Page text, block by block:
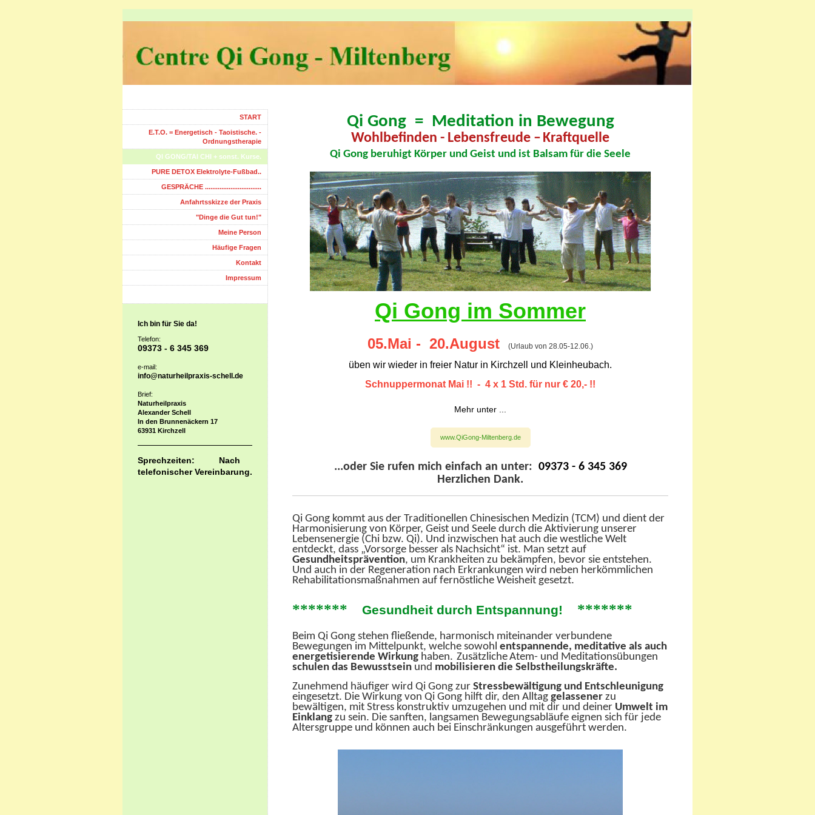
Qi Gong = Meditation in Bewegung
Wohlbefinden - Lebensfreude – Kraftquelle
Qi Gong beruhigt Körper und Geist und ist Balsam für die Seele
Qi Gong im Sommer
05.Mai - 20.August (Urlaub von 28.05-12.06.)
üben wir wieder in freier Natur in Kirchzell und Kleinheubach.
Schnuppermonat Mai !! - 4 x 1 Std. für nur € 20,- !!
Mehr unter ...
www.QiGong-Miltenberg.de
...oder Sie rufen mich einfach an unter: 09373 - 6 345 369
Herzlichen Dank.
Qi Gong kommt aus der Traditionellen Chinesischen Medizin (TCM) und dient der
Harmonisierung von Körper, Geist und Seele durch die Aktivierung unserer
Lebensenergie (Chi bzw. Qi). Und inzwischen hat auch die westliche Welt
entdeckt, dass „Vorsorge besser als Nachsicht“ ist. Man setzt auf
Gesundheitsprävention, um Krankheiten zu bekämpfen, bevor sie entstehen.
Und auch in der Regeneration nach Erkrankungen wird neben herkömmlichen
Rehabilitationsmaßnahmen auf fernöstliche Weisheit gesetzt.
******* Gesundheit durch Entspannung! *******
Beim Qi Gong stehen fließende, harmonisch miteinander verbundene
Bewegungen im Mittelpunkt, welche sowohl entspannende, meditative als auch
energetisierende Wirkung haben. ZusätzlicheAtem- und Meditationsübungen
schulen das Bewusstsein und mobilisieren die Selbstheilungskräfte.
Zunehmend häufiger wird Qi Gong zur Stressbewältigung und Entschleunigung
eingesetzt. Die Wirkung von Qi Gong hilft dir, den Alltag gelassener zu
bewältigen, mit Stress konstruktiv umzugehen und mit dir und deiner Umwelt im
Einklang zu sein. Die sanften, langsamen Bewegungsabläufe eignen sich für jede
Altersgruppe und können auch bei Einschränkungen ausgeführt werden.
START
E.T.O. = Energetisch - Taoistische. -
Ordnungstherapie
QI GONG/TAI CHI + sonst. Kurse.
PURE DETOX Elektrolyte-Fußbad..
GESPRÄCHE ...............................
Anfahrtsskizze der Praxis
"Dinge die Gut tun!"
Meine Person
Häufige Fragen
Kontakt
Impressum
Ich bin für Sie da!
Telefon:
09373 - 6 345 369
e-mail:
info@naturheilpraxis-schell.de
Brief:
Naturheilpraxis
Alexander Schell
In den Brunnenäckern 17
63931 Kirchzell
Sprechzeiten: Nach
telefonischer Vereinbarung.